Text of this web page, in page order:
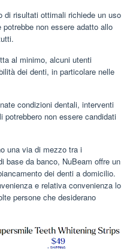
di risultati ottimali richiede un uso
non essere adatto allo
al minimo, alcuni utenti
dei denti, in particolare nelle
condizioni dentali, interventi
non essere candidati
una via di mezzo tra i
base da banco, NuBeam offre un
dei denti a domicilio.
e relativa convenienza lo
persone che desiderano